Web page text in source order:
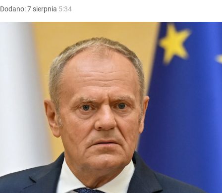
Dodano:7 sierpnia 5:34